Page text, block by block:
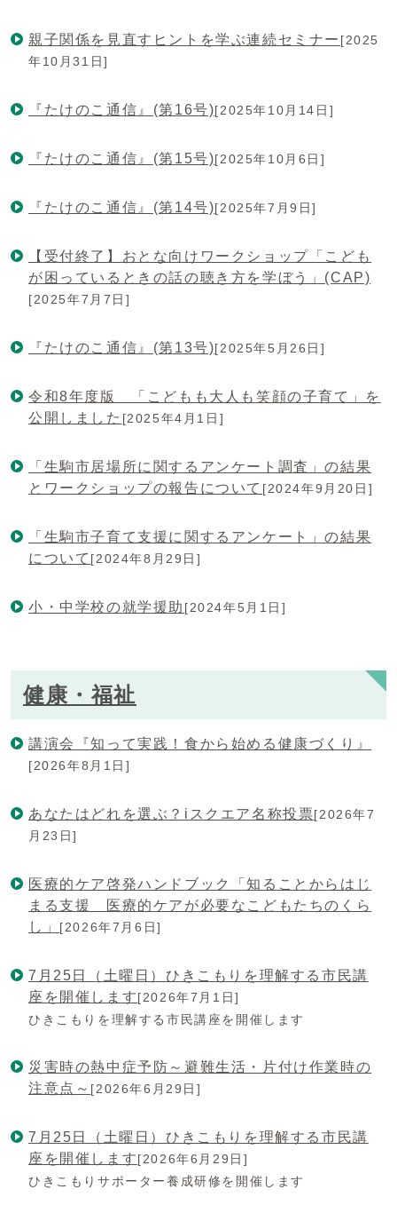
親子関係を見直すヒントを学ぶ連続セミナー [2025
年10月31日]
『たけのこ通信』(第16号)[2025年10月14日]
『たけのこ通信』(第15号)[2025年10月6日]
『たけのこ通信』(第14号)[2025年7月9日]
【受付終了】おとな向けワークショップ「こども
が困っているときの話の聴き方を学ぼう」(CAP)
[2025年7月7日]
『たけのこ通信』(第13号)[2025年5月26日]
令和8年度版 「こどもも大人も笑顔の子育て」を
公開しました [2025年4月1日]
「生駒市居場所に関するアンケート調査」の結果
とワークショップの報告について [2024年9月20日]
「生駒市子育て支援に関するアンケート」の結果
について [2024年8月29日]
小・中学校の就学援助 [2024年5月1日]
健康・福祉
講演会『知って実践！食から始める健康づくり』
[2026年8月1日]
あなたはどれを選ぶ？iスクエア名称投票[2026年7
月23日]
医療的ケア啓発ハンドブック「知ることからはじ
まる支援 医療的ケアが必要なこどもたちのくら
し」 [2026年7月6日]
7月25日（土曜日）ひきこもりを理解する市民講
座を開催します[2026年7月1日]
ひきこもりを理解する市民講座を開催します
災害時の熱中症予防～避難生活・片付け作業時の
注意点～ [2026年6月29日]
7月25日（土曜日）ひきこもりを理解する市民講
座を開催します[2026年6月29日]
ひきこもりサポーター養成研修を開催します